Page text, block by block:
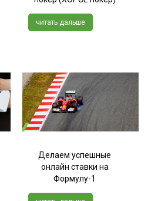
читать дальше
Делаем успешные
онлайн ставки на
Формулу-1